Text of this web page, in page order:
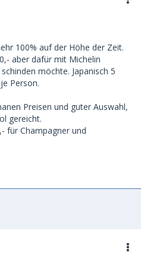
100% auf der Höhe der Zeit.
aber dafür mit Michelin
möchte. Japanisch 5
Person.
Preisen und guter Auswahl,
gereicht.
für Champagner und